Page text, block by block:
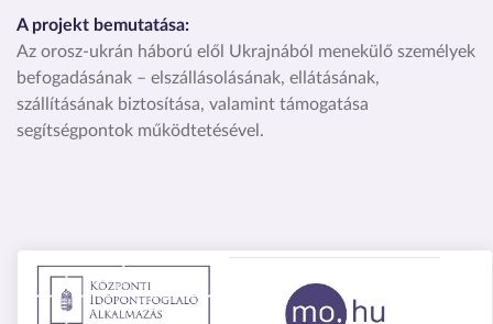
A projekt bemutatása:
Az orosz-ukrán háború elől Ukrajnából menekülő személyek
befogadásának – elszállásolásának, ellátásának,
szállításának biztosítása, valamint támogatása
segítségpontok működtetésével.